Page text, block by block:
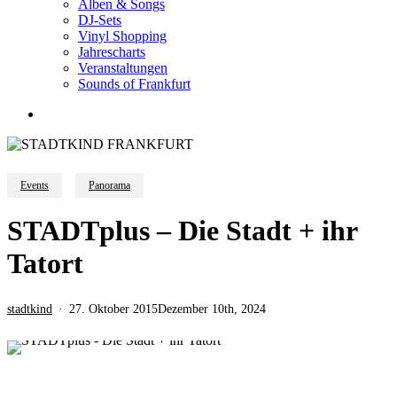
Alben & Songs
DJ-Sets
Vinyl Shopping
Jahrescharts
Veranstaltungen
Sounds of Frankfurt
Events Panorama
STADTplus – Die Stadt + ihr
Tatort
stadtkind 27. Oktober 2015Dezember 10th, 2024